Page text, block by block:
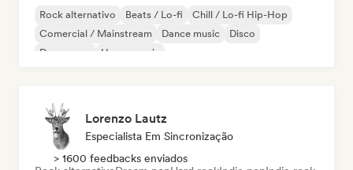
Rock alternativo Beats / Lo-fi
Chill / Lo-fi Hip-Hop
Comercial / Mainstream
Dance music
Disco
Dream pop
House music
Lorenzo Lautz
Especialista Em Sincronização
> 1600 feedbacks enviados